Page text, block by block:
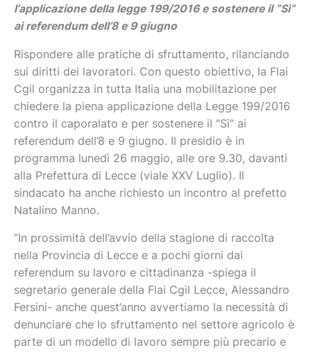
l’applicazione della legge 199/2016 e sostenere il “Sì”
ai referendum dell’8 e 9 giugno
Rispondere alle pratiche di sfruttamento, rilanciando
sui diritti dei lavoratori. Con questo obiettivo, la Flai
Cgil organizza in tutta Italia una mobilitazione per
chiedere la piena applicazione della Legge 199/2016
contro il caporalato e per sostenere il “Sì” ai
referendum dell’8 e 9 giugno. Il presidio è in
programma lunedì 26 maggio, alle ore 9.30, davanti
alla Prefettura di Lecce (viale XXV Luglio). Il
sindacato ha anche richiesto un incontro al prefetto
Natalino Manno.
“In prossimità dell’avvio della stagione di raccolta
nella Provincia di Lecce e a pochi giorni dai
referendum su lavoro e cittadinanza -spiega il
segretario generale della Flai Cgil Lecce, Alessandro
Fersini- anche quest’anno avvertiamo la necessità di
denunciare che lo sfruttamento nel settore agricolo è
parte di un modello di lavoro sempre più precario e